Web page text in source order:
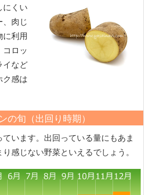
にくい
肉じ
に利用
コロッ
イなど
ク感は
の旬（出回り時期）
います。出回っている量にもあま
感じない野菜といえるでしょう。